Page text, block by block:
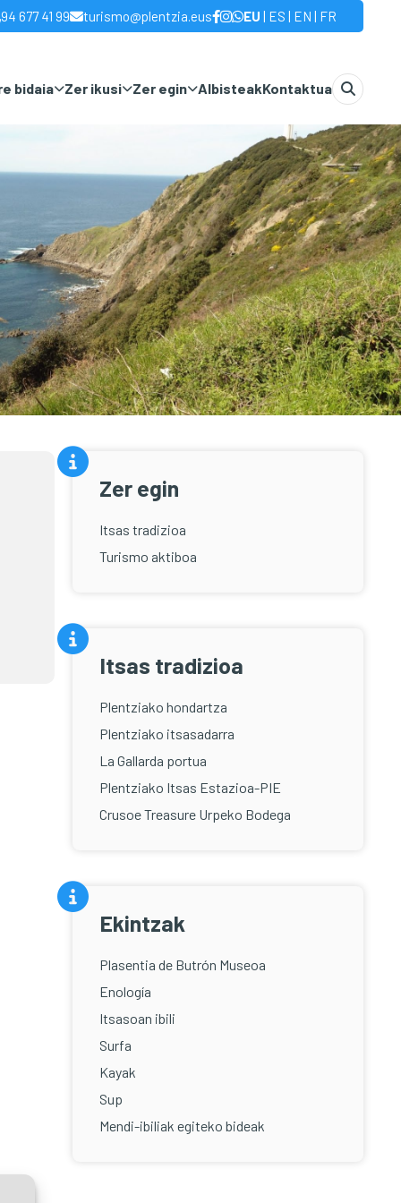
94 677 41 99 turismo@plentzia.eus EU | ES | EN | FR
bidaia Zer ikusi Zer egin AlbisteakKontaktua
Zer egin
Itsas tradizioa
Turismo aktiboa
Itsas tradizioa
Plentziako hondartza
Plentziako itsasadarra
La Gallarda portua
Plentziako Itsas Estazioa-PIE
Crusoe Treasure Urpeko Bodega
Ekintzak
Plasentia de Butrón Museoa
Enología
Itsasoan ibili
Surfa
Kayak
Sup
Mendi-ibiliak egiteko bideak